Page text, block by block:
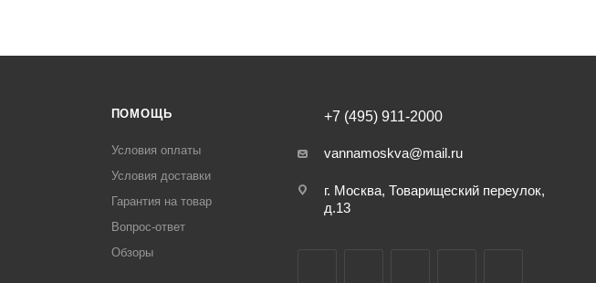
ПОМОЩЬ
Условия оплаты
Условия доставки
Гарантия на товар
Вопрос-ответ
Обзоры
+7 (495) 911-2000
vannamoskva@mail.ru
г. Москва, Товарищеский переулок,
д.13